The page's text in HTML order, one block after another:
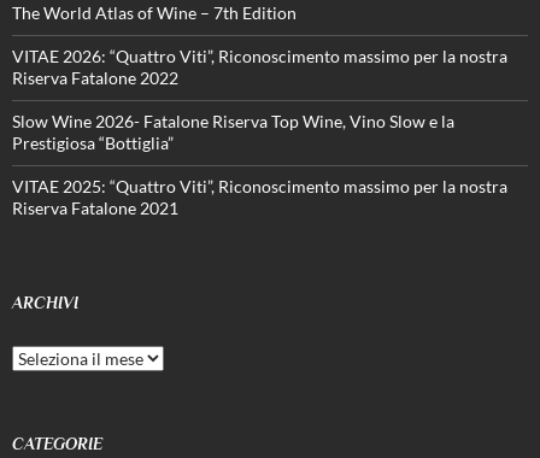
The World Atlas of Wine – 7th Edition
VITAE 2026: “Quattro Viti”, Riconoscimento massimo per la nostra
Riserva Fatalone 2022
Slow Wine 2026- Fatalone Riserva Top Wine, Vino Slow e la
Prestigiosa “Bottiglia”
VITAE 2025: “Quattro Viti”, Riconoscimento massimo per la nostra
Riserva Fatalone 2021
ARCHIVI
Archivi
CATEGORIE